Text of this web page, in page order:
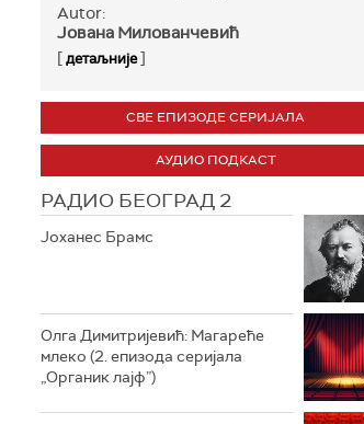
Autor:
Јована Милованчевић
[детаљније]
СВЕ ЕПИЗОДЕ СЕРИЈАЛА
АУДИО ПОДКАСТ
РАДИО БЕОГРАД 2
Јоханес Брамс
Олга Димитријевић: Магареће
млеко (2. епизода серијала
„Органик лајф”)